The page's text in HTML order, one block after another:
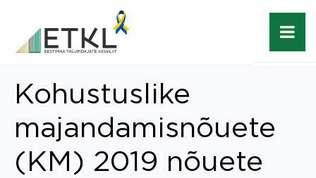
Kohustuslike
majandamisnõuete
(KM) 2019 nõuete